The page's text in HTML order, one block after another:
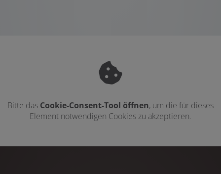
Bitte das Cookie-Consent-Tool öffnen, um die für dieses
Element notwendigen Cookies zu akzeptieren.